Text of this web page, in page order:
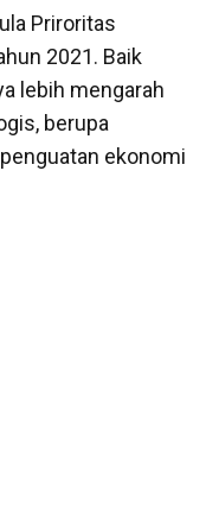
Priroritas
2021. Baik
lebih mengarah
berupa
ekonomi